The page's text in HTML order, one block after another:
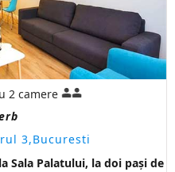
2 camere
3,Bucuresti
Sala Palatului, la doi pași de